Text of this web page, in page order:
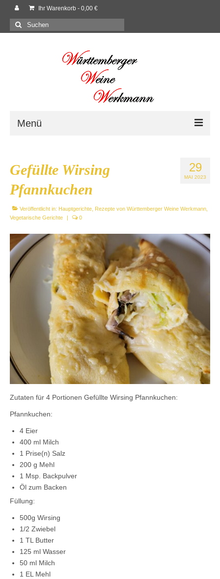
Ihr Warenkorb - 0,00 €
Suchen
nach:
Menü
Shop
Neues
Rezepte
Mein Konto
29
MAI 2023
Gefüllte Wirsing
Pfannkuchen
Veröffentlicht in: Hauptgerichte Rezepte von Württemberger Weine Werkmann
Vegetarische Gerichte
| 0
Zutaten für 4 Portionen Gefüllte Wirsing Pfannkuchen:
Pfannkuchen:
4 Eier
400 ml Milch
1 Prise(n) Salz
200 g Mehl
1 Msp. Backpulver
Öl zum Backen
Füllung:
500g Wirsing
1/2 Zwiebel
1 TL Butter
125 ml Wasser
50 ml Milch
1 EL Mehl